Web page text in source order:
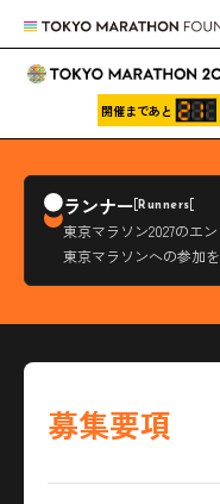
開催まであと
ランナー Runners
東京マラソン2027のエ
東京マラソンへの参加
募集要項